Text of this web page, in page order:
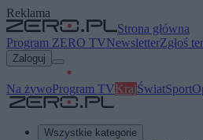
Reklama
Strona główna
Program ZERO TVNewsletterZgłoś
Zaloguj
Na żywoProgram TVKrajŚwiatSport
Wszystkie kategorie